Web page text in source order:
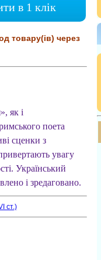
в 1 клік
товару(ів) через
як і
поета
сценки з
увагу
Український
і зредаговано.
ст.)